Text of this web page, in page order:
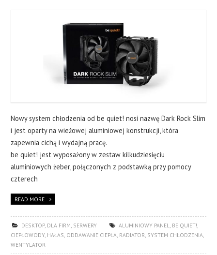
Nowy system chłodzenia od be quiet! nosi nazwę Dark Rock Slim
i jest oparty na wieżowej aluminiowej konstrukcji, która
zapewnia cichą i wydajną pracę.
be quiet! jest wyposażony w zestaw kilkudziesięciu
aluminiowych żeber, połączonych z podstawką przy pomocy
czterech
READ MORE
DESKTOP, DLA FIRM, SERWERY ALUMINIOWY PANEL, BE QUIET!,
CIEPŁOWODY, HAŁAS, ODDAWANIE CIEPŁA, RADIATOR, SYSTEM CHŁODZENIA,
WENTYLATOR